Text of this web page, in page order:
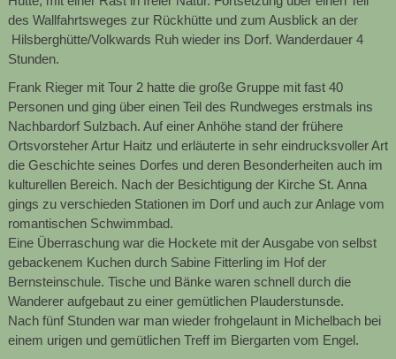
des Wallfahrtsweges zur Rückhütte und zum Ausblick an der
Hilsberghütte/Volkwards Ruh wieder ins Dorf. Wanderdauer 4
Stunden.
Frank Rieger mit Tour 2 hatte die große Gruppe mit fast 40
Personen und ging über einen Teil des Rundweges erstmals ins
Nachbardorf Sulzbach. Auf einer Anhöhe stand der frühere
Ortsvorsteher Artur Haitz und erläuterte in sehr eindrucksvoller Art
die Geschichte seines Dorfes und deren Besonderheiten auch im
kulturellen Bereich. Nach der Besichtigung der Kirche St. Anna
gings zu verschieden Stationen im Dorf und auch zur Anlage vom
romantischen Schwimmbad.
Eine Überraschung war die Hockete mit der Ausgabe von selbst
gebackenem Kuchen durch Sabine Fitterling im Hof der
Bernsteinschule. Tische und Bänke waren schnell durch die
Wanderer aufgebaut zu einer gemütlichen Plauderstunsde.
Nach fünf Stunden war man wieder frohgelaunt in Michelbach bei
einem urigen und gemütlichen Treff im Biergarten vom Engel.